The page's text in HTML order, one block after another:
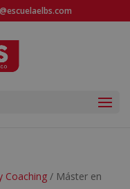
Coaching / Máster en